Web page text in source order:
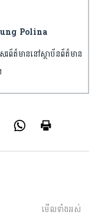
Polina
ព័ត៌មាននៅស្ថាប័នព័ត៌មាន
មើលទាំងអស់